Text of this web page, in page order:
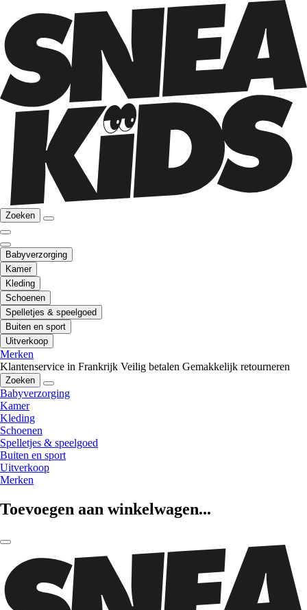
Zoeken
Babyverzorging
Kamer
Kleding
Schoenen
Spelletjes & speelgoed
Buiten en sport
Uitverkoop
Merken
Klantenservice in Frankrijk Veilig betalen Gemakkelijk retourneren
Zoeken
Babyverzorging
Kamer
Kleding
Schoenen
Spelletjes & speelgoed
Buiten en sport
Uitverkoop
Merken
Toevoegen aan winkelwagen...